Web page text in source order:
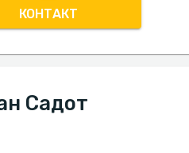
КОНТАКТ
Садот